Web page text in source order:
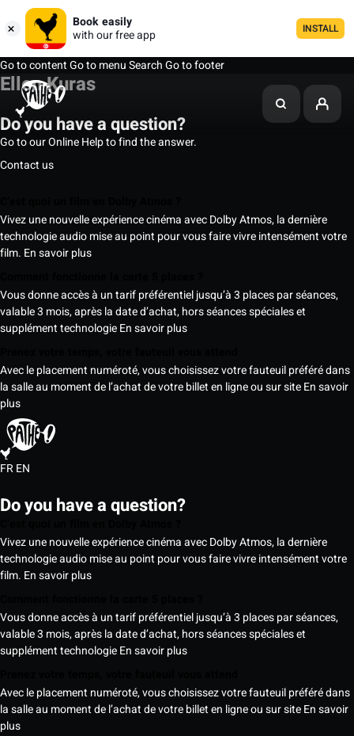
Book easily
with our free app
INSTALL
Go to contentGo to menuSearchGo to footer
Ellen Kuras
Do you have a question?
Go to our Online Help to find the answer.
Contact us
Vivez une nouvelle expérience cinéma avec Dolby Atmos, la dernière
technologie audio mise au point pour vous faire vivre intensément votre
film. En savoir plus
Vous donne accès à un tarif préférentiel jusqu’à 3 places par séances,
valable 3 mois, après la date d’achat, hors séances spéciales et
supplément technologieEn savoir plus
Avec le placement numéroté, vous choisissez votre fauteuil préféré dans
la salle au moment de l’achat de votre billet en ligne ou sur siteEn savoir
plus
FREN
Do you have a question?
Vivez une nouvelle expérience cinéma avec Dolby Atmos, la dernière
technologie audio mise au point pour vous faire vivre intensément votre
film. En savoir plus
Vous donne accès à un tarif préférentiel jusqu’à 3 places par séances,
valable 3 mois, après la date d’achat, hors séances spéciales et
supplément technologieEn savoir plus
Avec le placement numéroté, vous choisissez votre fauteuil préféré dans
la salle au moment de l’achat de votre billet en ligne ou sur siteEn savoir
plus